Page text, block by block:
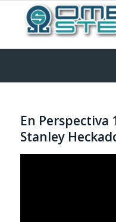
En Perspectiva
Stanley